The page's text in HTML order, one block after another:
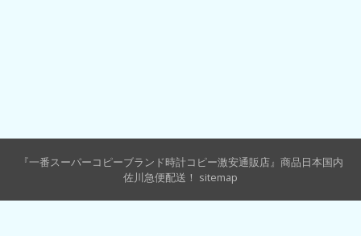
『一番スーパーコピーブランド時計コピー激安通販店』商品日本国内
佐川急便配送！ sitemap